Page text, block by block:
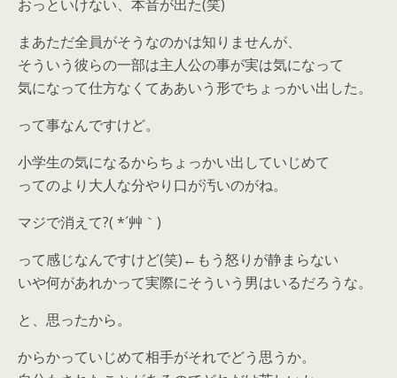
おっといけない、本音が出た(笑)
まあただ全員がそうなのかは知りませんが、
そういう彼らの一部は主人公の事が実は気になって
気になって仕方なくてああいう形でちょっかい出した。
って事なんですけど。
小学生の気になるからちょっかい出していじめて
ってのより大人な分やり口が汚いのがね。
マジで消えて?( *´艸｀)
って感じなんですけど(笑)←もう怒りが静まらない
いや何があれかって実際にそういう男はいるだろうな。
と、思ったから。
からかっていじめて相手がそれでどう思うか。